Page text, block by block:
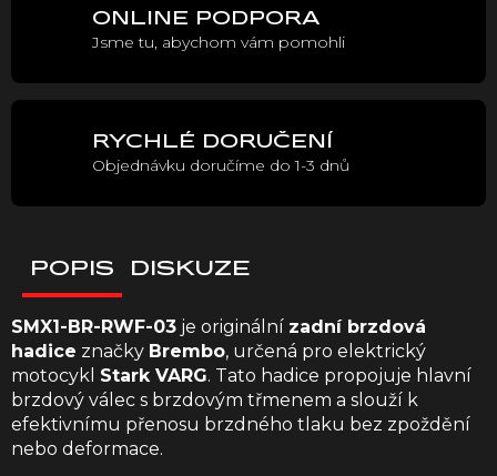
ONLINE PODPORA
Jsme tu, abychom vám pomohli
RYCHLÉ DORUČENÍ
Objednávku doručíme do 1-3 dnů
POPIS DISKUZE
SMX1-BR-RWF-03 je originální zadní brzdová
hadice značky Brembo, určená pro elektrický
motocykl Stark VARG. Tato hadice propojuje hlavní
brzdový válec s brzdovým třmenem a slouží k
efektivnímu přenosu brzdného tlaku bez zpoždění
nebo deformace.